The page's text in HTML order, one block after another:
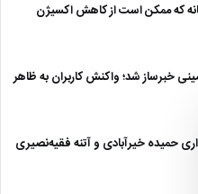
خسته‌اید؟ ۵ نشانه که ممکن است از کاهش اکسیژن
خبرساز شد؛ واکنش کاربران به ظاهر
حمیده خیرآبادی و آتنه فقیه‌نصیری